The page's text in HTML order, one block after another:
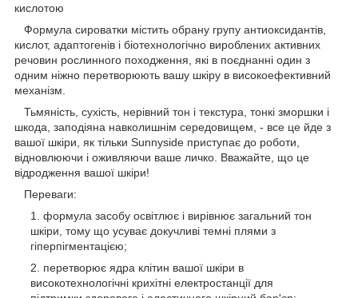
кислотою
Формула сироватки містить обрану групу антиоксидантів,
кислот, адаптогенів і біотехнологічно вироблених активних
речовин рослинного походження, які в поєднанні один з
одним ніжно перетворюють вашу шкіру в високоефективний
механізм.
Тьмяність, сухість, нерівний тон і текстура, тонкі зморшки і
шкода, заподіяна навколишнім середовищем, - все це йде з
вашої шкіри, як тільки Sunnyside приступає до роботи,
відновлюючи і оживляючи ваше личко. Вважайте, що це
відродження вашої шкіри!
Переваги: ​​
формула засобу освітлює і вирівнює загальний тон
шкіри, тому що усуває докучливі темні плями з
гіперпігментацією;
перетворює ядра клітин вашої шкіри в
високотехнологічні крихітні електростанції для